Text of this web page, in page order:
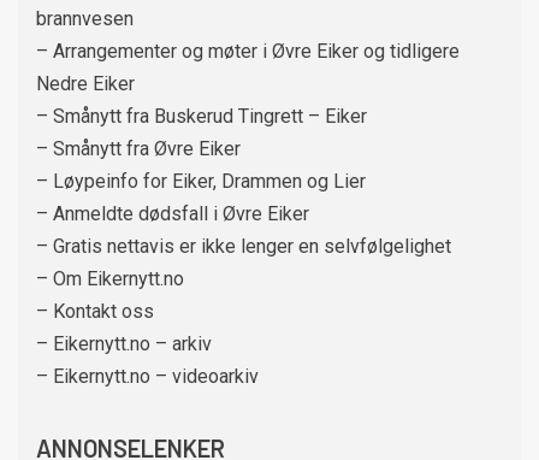
brannvesen
– Arrangementer og møter i Øvre Eiker og tidligere
Nedre Eiker
– Smånytt fra Buskerud Tingrett – Eiker
– Smånytt fra Øvre Eiker
– Løypeinfo for Eiker, Drammen og Lier
– Anmeldte dødsfall i Øvre Eiker
– Gratis nettavis er ikke lenger en selvfølgelighet
– Om Eikernytt.no
– Kontakt oss
– Eikernytt.no – arkiv
– Eikernytt.no – videoarkiv
ANNONSELENKER